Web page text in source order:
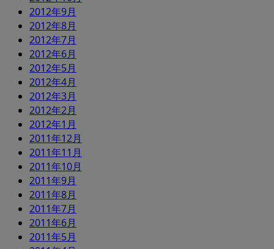
2012年9月
2012年8月
2012年7月
2012年6月
2012年5月
2012年4月
2012年3月
2012年2月
2012年1月
2011年12月
2011年11月
2011年10月
2011年9月
2011年8月
2011年7月
2011年6月
2011年5月